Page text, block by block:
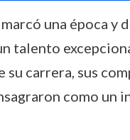
una época y
talento
carrera, sus
como un